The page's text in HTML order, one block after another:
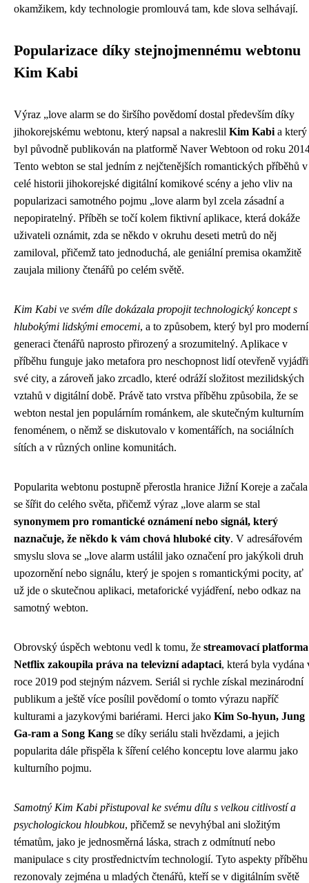
okamžikem, kdy technologie promlouvá tam, kde slova selhávají.
Popularizace díky stejnojmennému webtonu
Kim Kabi
Výraz „love alarm se do širšího povědomí dostal především díky
jihokorejskému webtonu, který napsal a nakreslil Kim Kabi a který
byl původně publikován na platformě Naver Webtoon od roku
Tento webton se stal jedním z nejčtenějších romantických příběhů v
celé historii jihokorejské digitální komikové scény a jeho vliv na
popularizaci samotného pojmu „love alarm byl zcela zásadní a
nepopiratelný. Příběh se točí kolem fiktivní aplikace, která dokáže
uživateli oznámit, zda se někdo v okruhu deseti metrů do něj
zamiloval, přičemž tato jednoduchá, ale geniální premisa okamžitě
zaujala miliony čtenářů po celém světě.
Kim Kabi ve svém díle dokázala propojit technologický koncept s
hlubokými lidskými emocemi, a to způsobem, který byl pro moderní
generaci čtenářů naprosto přirozený a srozumitelný. Aplikace v
příběhu funguje jako metafora pro neschopnost lidí otevřeně
své city, a zároveň jako zrcadlo, které odráží složitost mezilidských
vztahů v digitální době. Právě tato vrstva příběhu způsobila, že se
webton nestal jen populárním románkem, ale skutečným kulturním
fenoménem, o němž se diskutovalo v komentářích, na sociálních
sítích a v různých online komunitách.
Popularita webtonu postupně přerostla hranice Jižní Koreje a začala
se šířit do celého světa, přičemž výraz „love alarm se stal
synonymem pro romantické oznámení nebo signál, který
naznačuje, že někdo k vám chová hluboké city. V adresářovém
smyslu slova se „love alarm ustálil jako označení pro jakýkoli druh
upozornění nebo signálu, který je spojen s romantickými pocity, ať
už jde o skutečnou aplikaci, metaforické vyjádření, nebo odkaz na
samotný webton.
Obrovský úspěch webtonu vedl k tomu, že streamovací platforma
Netflix zakoupila práva na televizní adaptaci, která byla vydána
roce 2019 pod stejným názvem. Seriál si rychle získal mezinárodní
publikum a ještě více posílil povědomí o tomto výrazu napříč
kulturami a jazykovými bariérami. Herci jako Kim So-hyun, Jung
Ga-ram a Song Kang se díky seriálu stali hvězdami, a jejich
popularita dále přispěla k šíření celého konceptu love alarmu jako
kulturního pojmu.
Samotný Kim Kabi přistupoval ke svému dílu s velkou citlivostí a
psychologickou hloubkou, přičemž se nevyhýbal ani složitým
tématům, jako je jednosměrná láska, strach z odmítnutí nebo
manipulace s city prostřednictvím technologií. Tyto aspekty příběhu
rezonovaly zejména u mladých čtenářů, kteří se v digitálním světě